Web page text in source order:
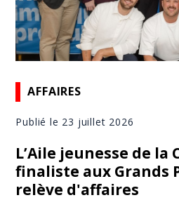
AFFAIRES
Publié le 23 juillet 2026
L’Aile jeunesse de la
finaliste aux Grands
relève d'affaires